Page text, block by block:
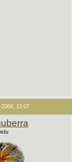
2008, 12:07